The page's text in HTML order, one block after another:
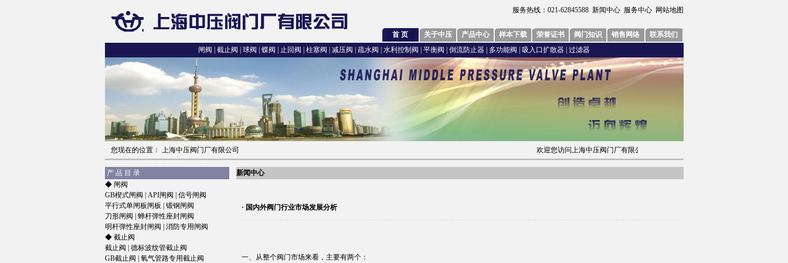
服务热线：021-62845588 新闻中心 服务中心 网站地图
首 页 关于中压 产品中心 样本下载 荣誉证书 阀门知识 销售网络
联系我们
闸阀
截止阀 球阀 蝶阀 止回阀 柱塞阀 减压阀 疏水阀 水利控制阀 平衡阀 倒流防止器 多功能阀 吸入口扩散器 过滤器
您现在的位置： 上海中压阀门厂有限公司 欢迎您访问上海中压阀门厂有限公司网站，我们将竭力为您提供优质服务 021-
产 品 目 录
◆ 闸阀
GB楔式闸阀
API闸阀
信号闸阀
平行式单闸板闸板
锻钢闸阀
刀形闸阀
蝉杆弹性座封闸阀
明杆弹性座封闸阀
消防专用闸阀
◆ 截止阀
截止阀
德标波纹管截止阀
GB截止阀
氧气管路专用截止阀
新闻中心
· 国内外阀门行业市场发展分析
一、从整个阀门市场来看，主要有两个：